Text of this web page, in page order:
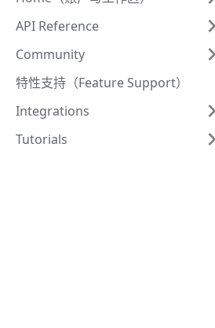
API Reference
Community
特性支持（Feature Support）
Integrations
Tutorials